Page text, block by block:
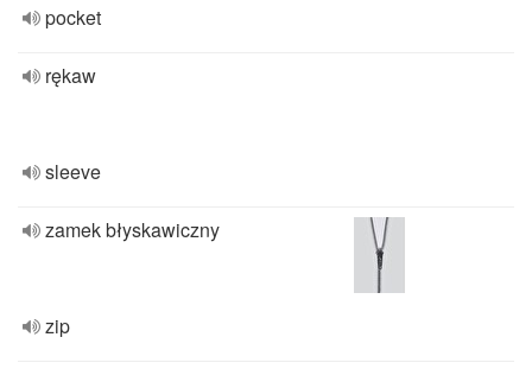
pocket
rękaw
sleeve
zamek błyskawiczny
zip